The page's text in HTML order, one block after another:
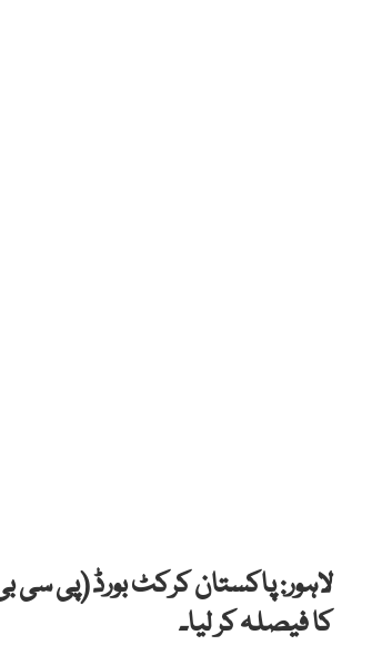
لاہور: پاکستان کرکٹ بورڈ (پی سی
کا فیصلہ کر لیا۔